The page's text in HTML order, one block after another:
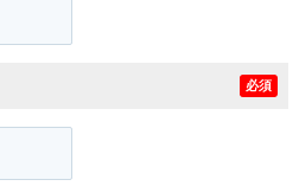
必須